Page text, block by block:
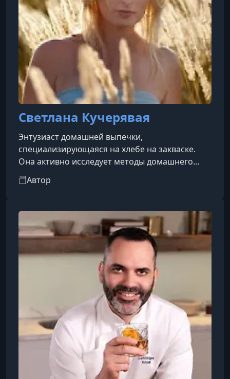
Светлана Кучерявая
Энтузиаст домашней выпечки,
специализирующаяся на хлебе на закваске.
Она активно исследует методы домашнего
хлебопечения, делится своими открытиями и
обучает других пекарей, добиваясь в этом
Telegram-канал «#МойХлеб»
(@kucheryavaya_sveta), где обсуждаются
различные аспекты выпечки хлеба, рецепты и
техники. Канал придерживается правил
уважительного общения, избегая обсуждений
на темы политики, религии и национа
Автор